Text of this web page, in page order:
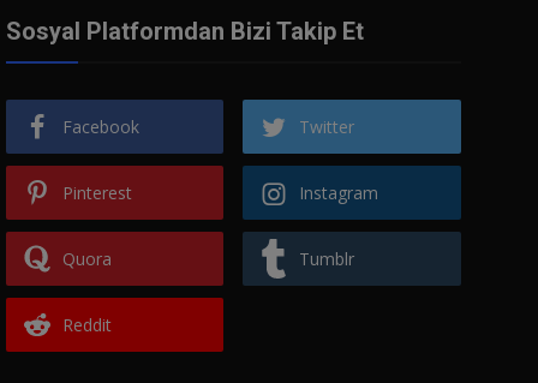
Sosyal Platformdan Bizi Takip Et
Facebook Twitter
Pinterest Instagram
Quora Tumblr
Reddit